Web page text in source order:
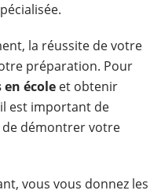
la réussite de votre
préparation. Pour
en école et obtenir
est important de
démontrer votre
vous vous donnez les